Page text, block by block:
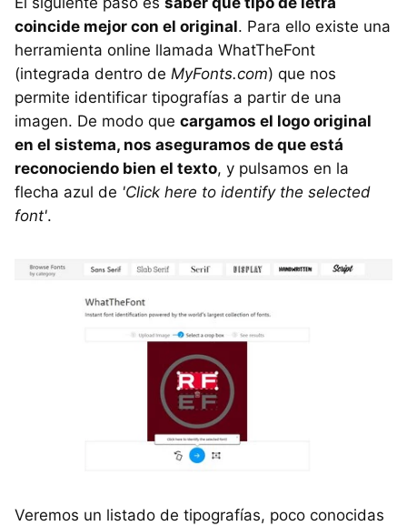
coincide mejor con el original. Para ello existe una
herramienta online llamada WhatTheFont
(integrada dentro de MyFonts.com) que nos
permite identificar tipografías a partir de una
imagen. De modo que cargamos el logo original
en el sistema, nos aseguramos de que está
reconociendo bien el texto, y pulsamos en la
flecha azul de 'Click here to identify the selected
font'.
Veremos un listado de tipografías, poco conocidas